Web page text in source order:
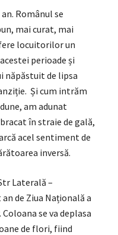
Românul se
mai curat, mai
locuitorilor un
perioade și
năpăstuit de lipsa
Și cum intrăm
am adunat
în straie de gală,
acel sentiment de
inversă.
Laterală –
de Ziua Națională a
se va deplasa
de flori, fiind